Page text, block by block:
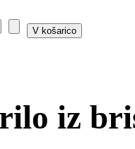
iz